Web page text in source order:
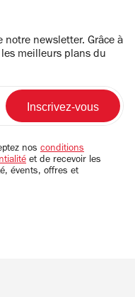
notre newsletter. Grâce à
meilleurs plans du
nos conditions
et de recevoir les
évents, offres et